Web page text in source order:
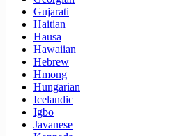
Gujarati
Haitian
Hausa
Hawaiian
Hebrew
Hmong
Hungarian
Icelandic
Igbo
Javanese